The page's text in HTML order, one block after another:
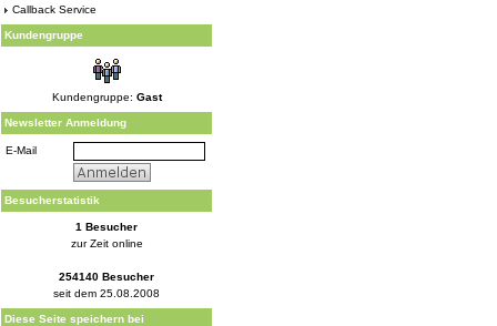
Callback Service
Kundengruppe
Kundengruppe: Gast
Newsletter Anmeldung
E-Mail
Besucherstatistik
1 Besucher
zur Zeit online
254140 Besucher
seit dem 25.08.2008
Diese Seite speichern bei